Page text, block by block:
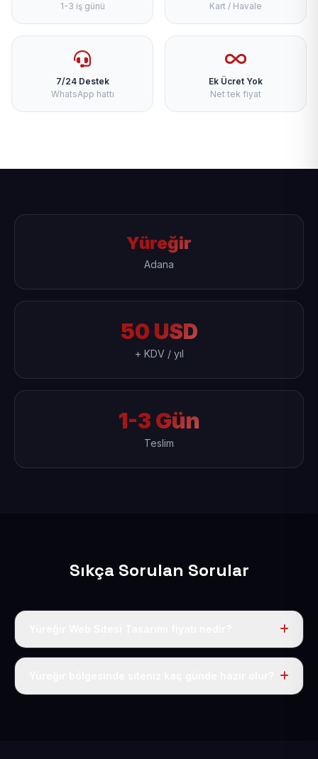
1-3 iş günü
Kart / Havale
7/24 Destek
WhatsApp hattı
Ek Ücret Yok
Net tek fiyat
Yüreğir
Adana
50 USD
+ KDV / yıl
1-3 Gün
Teslim
Sıkça Sorulan Sorular
Tek fiyat uygulanır: yıllık 50 USD + KDV. Bu bedele alan